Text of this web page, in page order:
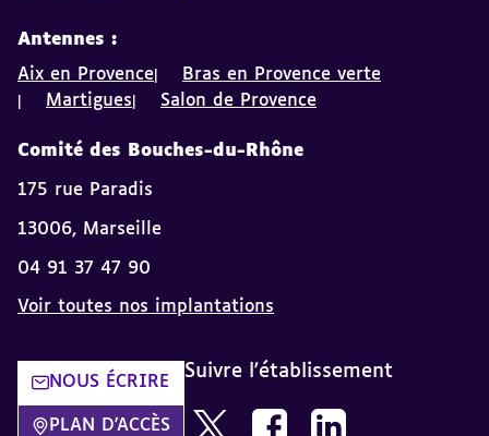
Antennes :
Aix en Provence
Bras en Provence verte
Martigues
Salon de Provence
Comité des Bouches-du-Rhône
175 rue Paradis
13006, Marseille
04 91 37 47 90
Voir toutes nos implantations
NOUS ÉCRIRE
PLAN D'ACCÈS
Suivre l'établissement
Nous suivre sur Twitter AVH
Nous suivre sur Facebook
Nous suivre sur